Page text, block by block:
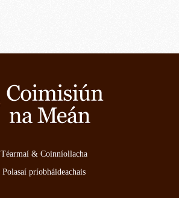
Téarmaí & Coinníollacha
Polasaí príobháideachais